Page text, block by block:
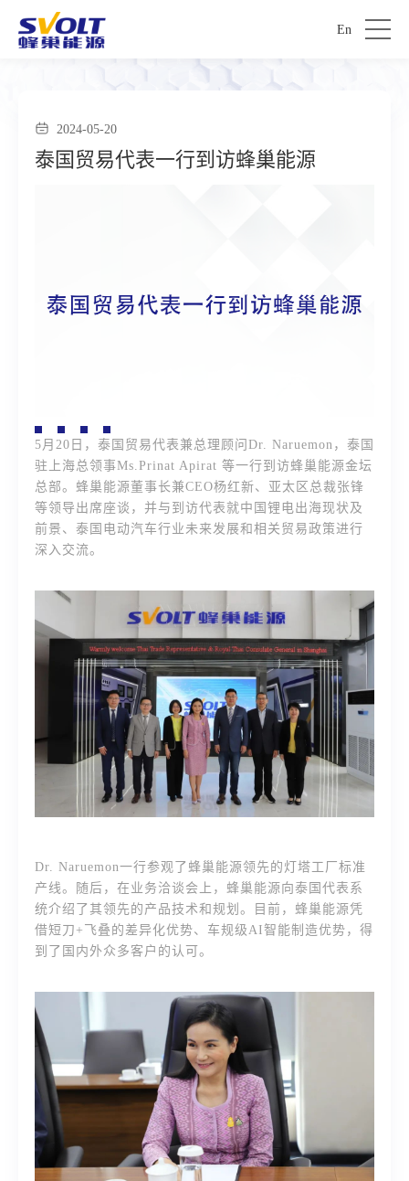
En
2024-05-20
泰国贸易代表一行到访蜂巢能源
5月20日，泰国贸易代表兼总理顾问Dr. Naruemon，泰国
驻上海总领事Ms.Prinat Apirat 等一行到访蜂巢能源金坛
总部。蜂巢能源董事长兼CEO杨红新、亚太区总裁张锋
等领导出席座谈，并与到访代表就中国锂电出海现状及
前景、泰国电动汽车行业未来发展和相关贸易政策进行
深入交流。
Dr. Naruemon一行参观了蜂巢能源领先的灯塔工厂标准
产线。随后，在业务洽谈会上，蜂巢能源向泰国代表系
统介绍了其领先的产品技术和规划。目前，蜂巢能源凭
借短刀+飞叠的差异化优势、车规级AI智能制造优势，得
到了国内外众多客户的认可。